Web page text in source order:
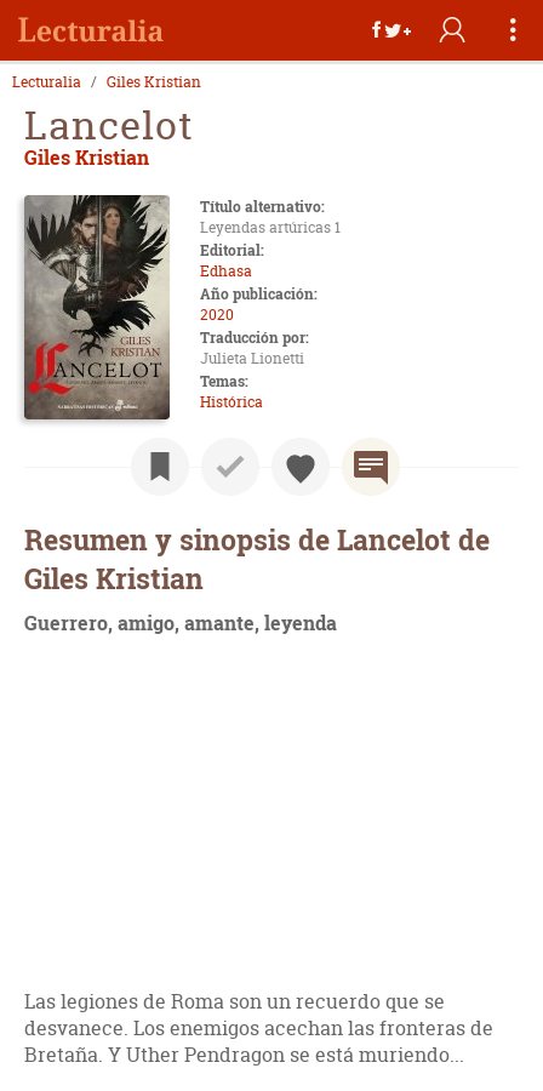
Lecturalia Giles Kristian
Lancelot
Giles Kristian
Título alternativo:
Leyendas artúricas 1
Editorial:
Edhasa
Año publicación:
2020
Traducción por:
Julieta Lionetti
Temas:
Histórica
Resumen y sinopsis de Lancelot de
Giles Kristian
Guerrero, amigo, amante, leyenda
Las legiones de Roma son un recuerdo que se
desvanece. Los enemigos acechan las fronteras de
Bretaña. Y Uther Pendragon se está muriendo...